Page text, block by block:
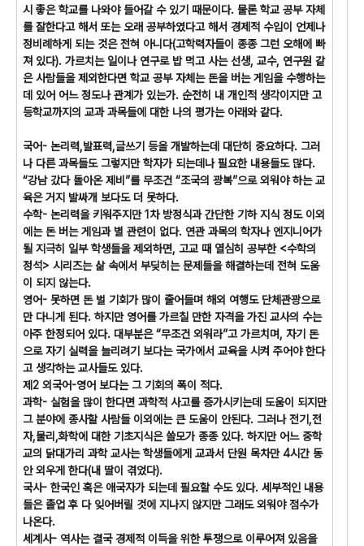
시 좋은 학교를 나와야 들어갈 수 있기 때문이다. 물론 학교 공부 자체
를 잘한다고 해서 또는 오래 공부하였다고 해서 경제적 수입이 언제나
정비례하게 되는 것은 전혀 아니다(고학력자들이 종종 그런 오해에 빠
져 있다). 가르치는 일이나 연구로 밥 먹고 사는 선생, 교수, 연구원 같
은 사람들을 제외한다면 학교 공부 자체는 돈을 버는 게임을 수행하는
데 있어 어느 정도나 관계가 있는가. 순전히 내 개인적 생각이지만 고
등학교까지의 교과 과목들에 대한 나의 평가는 아래와 같다.
국어- 논리력,발표력,글쓰기 등을 개발하는데 대단히 중요하다. 그러
나 다른 과목들도 그렇지만 학자가 되는데나 필요한 내용들도 많다.
“강남 갔다 돌아온 제비”를 무조건 “조국의 광복”으로 외워야 하는 교
육은 거지 발싸개 보다도 더 못하다.
수학- 논리력을 키워주지만 1차 방정식과 간단한 기하 지식 정도 이외
에는 돈 버는 게임과 별 관련이 없다. 연관 과목의 학자나 엔지니어가
될 지극히 일부 학생들을 제외하면, 고교 때 열심히 공부한 <수학의
정석> 시리즈는 삶 속에서 부딪히는 문제들을 해결하는데 전혀 도움
이 되지 않는다.
영어- 못하면 돈 벌 기회가 많이 줄어들며 해외 여행도 단체관광으로
만 다니게 된다. 하지만 영어를 가르칠 만한 자격을 가진 교사의 수는
아주 한정되어 있다. 대부분은 “무조건 외워라”고 가르치며, 자기 돈
으로 자기 실력을 늘리려기 보다는 국가에서 교육을 시켜 주어야 한다
고 생각하는 교사들도 있다.
제2 외국어-영어 보다는 그 기회의 폭이 적다.
과학- 실험을 많이 한다면 과학적 사고를 증가시키는데 도움이 되지만
그 분야에 종사할 사람들 이외에는 큰 도움이 안된다. 그러나 전기,전
자,물리,화학에 대한 기초지식은 쓸모가 종종 있다. 하지만 어느 중학
교의 닭대가리 과학 교사는 학생들에게 교과서 단원 목차만 4시간 동
안 외우게 한다(내 딸이 겪었다).
국사- 한국인 혹은 애국자가 되는데 필요할 수도 있다. 세부적인 내용
들은 졸업 후 다 잊어버릴 것에 지나지 않지만 그래도 외워야 점수가
나온다.
세계사- 역사는 결국 경제적 이득을 위한 투쟁으로 이루어져 있음을